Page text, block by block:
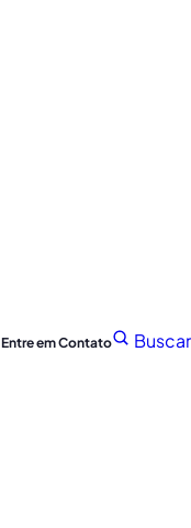
Entre em Contato Buscar